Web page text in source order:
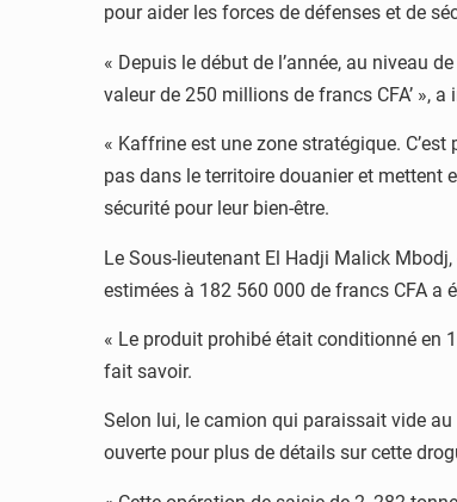
pour aider les forces de défenses et de
« Depuis le début de l’année, au niveau
valeur de 250 millions de francs CFA’ »,
« Kaffrine est une zone stratégique.
pas dans le territoire douanier et mettent
sécurité pour leur bien-être.
Le Sous-lieutenant El Hadji Malick
estimées à 182 560 000 de francs CFA a
« Le produit prohibé était conditionné en
fait savoir.
Selon lui, le camion qui paraissait vide
ouverte pour plus de détails sur cette